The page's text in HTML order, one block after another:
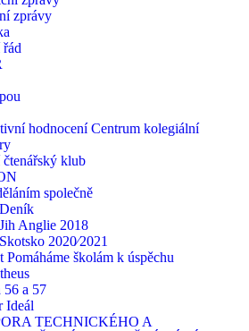
zprávy
hodnocení Centrum kolegiální
klub
společně
Deník
Jih Anglie 2018
Skotsko 2020⁄2021
Pomáháme školám k úspěchu
a 57
Ideál
TECHNICKÉHO A